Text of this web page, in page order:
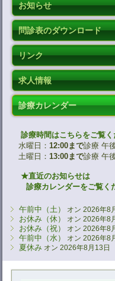
お知らせ
問診表のダウンロード
リンク
求人情報
診療カレンダー
診療時間はこちらをご覧く
水曜日：12:00まで診療 午
土曜日：13:00まで診療 午
★直近のお知らせは
診療カレンダーをご覧く
午前中（土） オン 2026年8
お休み（休） オン 2026年8
お休み（祝） オン 2026年8
午前中（水） オン 2026年8
夏休み オン 2026年8月13日